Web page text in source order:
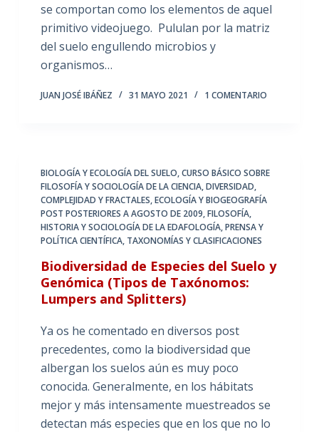
se comportan como los elementos de aquel
primitivo videojuego. Pululan por la matriz
del suelo engullendo microbios y
organismos…
JUAN JOSÉ IBÁÑEZ 31 MAYO 2021 1 COMENTARIO
BIOLOGÍA Y ECOLOGÍA DEL SUELO,CURSO BÁSICO SOBRE
FILOSOFÍA Y SOCIOLOGÍA DE LA CIENCIA,DIVERSIDAD,
COMPLEJIDAD Y FRACTALES,ECOLOGÍA Y BIOGEOGRAFÍA
POST POSTERIORES A AGOSTO DE 2009,FILOSOFÍA,
HISTORIA Y SOCIOLOGÍA DE LA EDAFOLOGÍA,PRENSA Y
POLÍTICA CIENTÍFICA, TAXONOMÍAS Y CLASIFICACIONES
Biodiversidad de Especies del Suelo y
Genómica (Tipos de Taxónomos:
Lumpers and Splitters)
Ya os he comentado en diversos post
precedentes, como la biodiversidad que
albergan los suelos aún es muy poco
conocida. Generalmente, en los hábitats
mejor y más intensamente muestreados se
detectan más especies que en los que no lo